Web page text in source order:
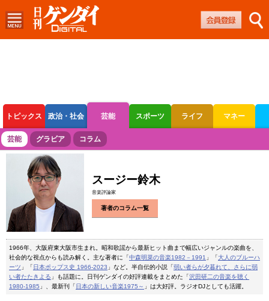
トピックス 政治・社会 芸能 スポーツ ライフ マネー
ボートレース 競輪 オートレース
芸能 グラビア コラム
スージー鈴木
音楽評論家
著者のコラム一覧
1966年、大阪府東大阪市生まれ。昭和歌謡から最新ヒット曲まで幅広いジャンルの楽曲を、
社会的な視点からも読み解く。主な著者に「中森明菜の音楽1982－1991 」「大人のブルーハ
ーツ 」「日本ポップス史 1966-2023 」など。半自伝的小説「弱い者らが夕暮れて、さらに弱
い者たたきよる 」も話題に。日刊ゲンダイの好評連載をまとめた「沢田研二の音楽を聴く
1980-1985 」、最新刊「日本の新しい音楽1975～ 」は大好評。ラジオDJとしても活躍。